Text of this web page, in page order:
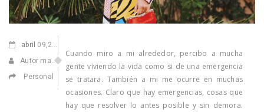
abril 09,2021
Autor manuel
Personal
Cuando miro a mi alrededor, percibo a mucha
gente viviendo la vida como si de una emergencia
se tratara. También a mi me ocurre en muchas
ocasiones. Claro que hay emergencias, cosas que
hay que resolver lo antes posible y sin demora.